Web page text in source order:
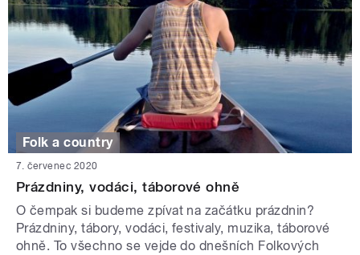
Folk a country
7. červenec 2020
Prázdniny, vodáci, táborové ohně
O čempak si budeme zpívat na začátku prázdnin?
Prázdniny, tábory, vodáci, festivaly, muzika, táborové
ohně. To všechno se vejde do dnešních Folkových